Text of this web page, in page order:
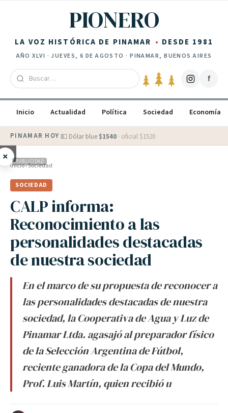
PIONERO
LA VOZ HISTÓRICA DE PINAMAR DESDE 1981
AÑOXLVI ·JUEVES, 6 DE AGOSTO · PINAMAR, BUENOS AIRES
f
Inicio Actualidad Política Sociedad Economía
PINAMAR HOY·💵 Dólar blue $1540 · oficial $1520
× PUBLICIDAD
Inicio›Sociedad
SOCIEDAD
CALP informa:
Reconocimiento a las
personalidades destacadas
de nuestra sociedad
En el marco de su propuesta de reconocer a
las personalidades destacadas de nuestra
sociedad, la Cooperativa de Agua y Luz de
Pinamar Ltda. agasajó al preparador físico
de la Selección Argentina de Fútbol,
reciente ganadora de la Copa del Mundo,
Prof. Luis Martín, quien recibió u